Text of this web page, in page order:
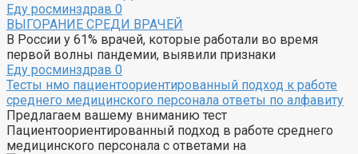
Еду росминздрав 0
ВЫГОРАНИЕ СРЕДИ ВРАЧЕЙ
В России у 61% врачей, которые работали во время
первой волны пандемии, выявили признаки
Еду росминздрав 0
Тесты нмо пациентоориентированный подход к работе
среднего медицинского персонала ответы по алфавиту
Предлагаем вашему вниманию тест
Пациентоориентированный подход в работе среднего
медицинского персонала с ответами на